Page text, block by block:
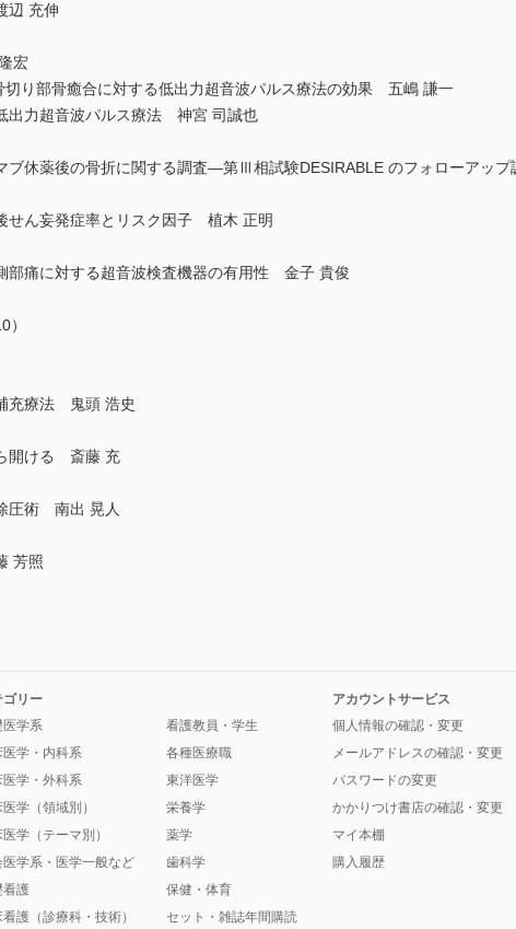
辺 充伸
宏
り部骨癒合に対する低出力超音波パルス療法の効果 五嶋 謙一
出力超音波パルス療法 神宮 司誠也
ブ休薬後の骨折に関する調査―第Ⅲ相試験DESIRABLE のフォローアッ
せん妄発症率とリスク因子 植木 正明
部痛に対する超音波検査機器の有用性 金子 貴俊
充療法 鬼頭 浩史
開ける 斎藤 充
圧術 南出 晃人
芳照
ゴリー
医学系
医学・内科系
医学・外科系
学（領域別）
学（テーマ別）
医学系・医学一般など
看護
護（診療科・技術）
看護教員・学生
各種医療職
東洋医学
栄養学
薬学
歯科学
保健・体育
セット・雑誌年間購読
アカウントサービス
個人情報の確認・変更
メールアドレスの確認・変更
パスワードの変更
かかりつけ書店の確認・変更
マイ本棚
購入履歴